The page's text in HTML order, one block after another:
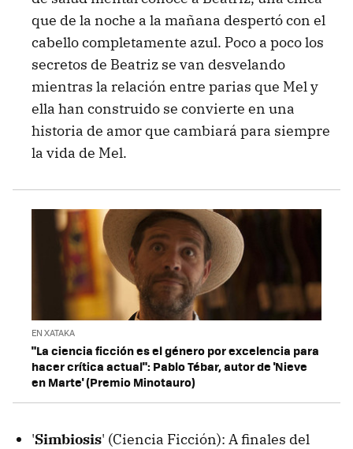
que de la noche a la mañana despertó con el
cabello completamente azul. Poco a poco los
secretos de Beatriz se van desvelando
mientras la relación entre parias que Mel y
ella han construido se convierte en una
historia de amor que cambiará para siempre
la vida de Mel.
EN XATAKA
"La ciencia ficción es el género por excelencia para
hacer crítica actual": Pablo Tébar, autor de 'Nieve
en Marte' (Premio Minotauro)
'Simbiosis' (Ciencia Ficción): A finales del